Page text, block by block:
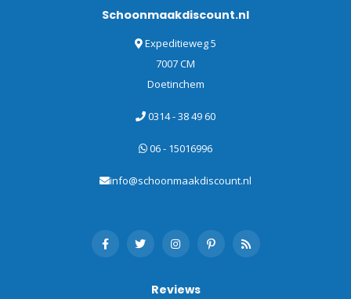
Schoonmaakdiscount.nl
Expeditieweg 5
7007 CM
Doetinchem
0314 - 38 49 60
06 - 15016996
info@schoonmaakdiscount.nl
Reviews